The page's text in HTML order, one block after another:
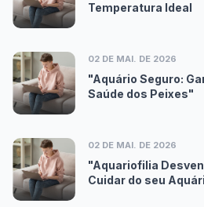
Temperatura Ideal
02 DE MAI. DE 2026
"Aquário Seguro:
Saúde dos Peixes"
02 DE MAI. DE 2026
"Aquariofilia
Cuidar do seu